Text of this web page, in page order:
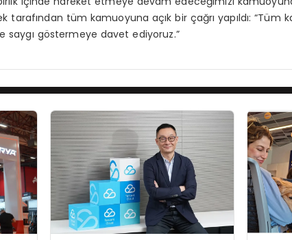
tarafından tüm kamuoyuna açık bir çağrı yapıldı: “Tüm
saygı göstermeye davet ediyoruz.”